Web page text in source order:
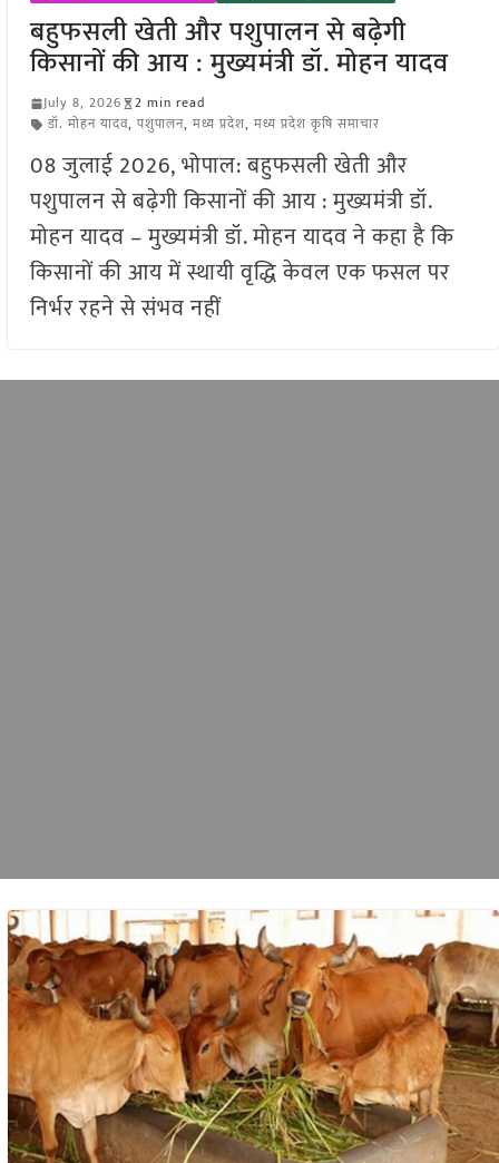
बहुफसली खेती और पशुपालन से बढ़ेगी
किसानों की आय : मुख्यमंत्री डॉ. मोहन यादव
July 8, 2026
2 min read
डॉ. मोहन यादव, पशुपालन, मध्य प्रदेश, मध्य प्रदेश कृषि समाचार
08 जुलाई 2026, भोपाल: बहुफसली खेती और
पशुपालन से बढ़ेगी किसानों की आय : मुख्यमंत्री डॉ.
मोहन यादव – मुख्यमंत्री डॉ. मोहन यादव ने कहा है कि
किसानों की आय में स्थायी वृद्धि केवल एक फसल पर
निर्भर रहने से संभव नहीं